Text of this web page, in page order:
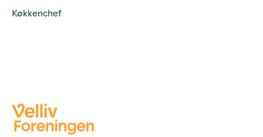
Køkkenchef